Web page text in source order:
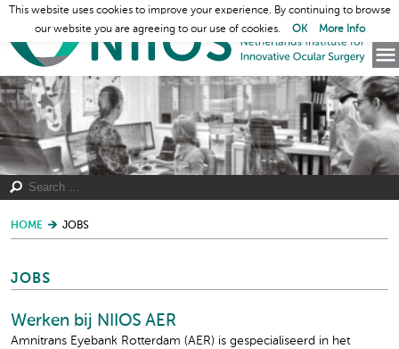
HOME JOBS
JOBS
Werken bij NIIOS AER
Amnitrans Eyebank Rotterdam (AER) is gespecialiseerd in het
This website uses cookies to improve your experience. By continuing to browse
our website you are agreeing to our use of cookies.
OK More Info